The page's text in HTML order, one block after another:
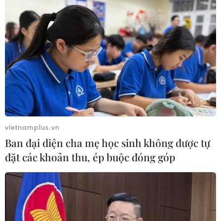
CƠ QUAN CHỦ QUẢN: THÔNG TẤN XÃ VIỆT NAM
Tổng Biên tập: TRẦN TIẾN DUẨN
Phó Tổng Biên tập: NGUYỄN THỊ TÁM, KHÚC THANH
THỦY
Sở hữu trí tuệ
Quy định sử dụng
RSS
Hỗ trợ
Ngôn ngữ
TTXVN
Dịch vụ tin
Quảng cáo
Liên hệ
vietnamplus.vn
Ban đại diện cha mẹ học sinh không được tự
đặt các khoản thu, ép buộc đóng góp